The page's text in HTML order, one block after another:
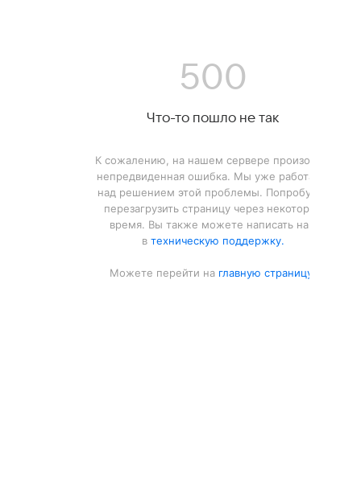
500
Что-то пошло не так
К сожалению, на нашем сервере произошла
непредвиденная ошибка. Мы уже работаем
над решением этой проблемы. Попробуйте
перезагрузить страницу через некоторое
время. Вы также можете написать нам
втехническую поддержку.
Можете перейти на главную страницу.